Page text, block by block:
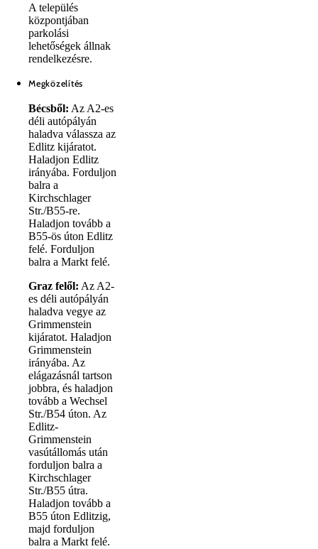
A település
központjában
parkolási
lehetőségek állnak
rendelkezésre.
Megközelítés
Bécsből: Az A2-es
déli autópályán
haladva válassza az
Edlitz kijáratot.
Haladjon Edlitz
irányába. Forduljon
balra a
Kirchschlager
Str./B55-re.
Haladjon tovább a
B55-ös úton Edlitz
felé. Forduljon
balra a Markt felé.
Graz felől: Az A2-
es déli autópályán
haladva vegye az
Grimmenstein
kijáratot. Haladjon
Grimmenstein
irányába. Az
elágazásnál tartson
jobbra, és haladjon
tovább a Wechsel
Str./B54 úton. Az
Edlitz-
Grimmenstein
vasútállomás után
forduljon balra a
Kirchschlager
Str./B55 útra.
Haladjon tovább a
B55 úton Edlitzig,
majd forduljon
balra a Markt felé.